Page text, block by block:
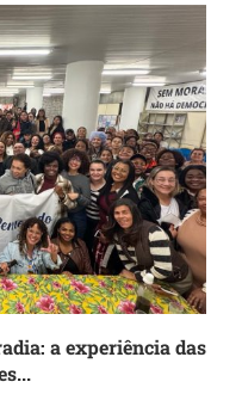
a experiência das